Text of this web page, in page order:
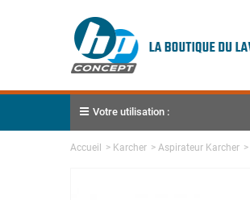
Votre utilisation :
Accueil > Karcher > Aspirateur Karcher >